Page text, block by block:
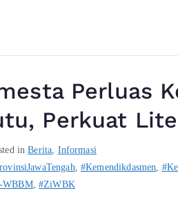
Perluas
Perkuat
inBerita, Informasi
, #Kemendikdasmen,
WBBM,#ZiWBK